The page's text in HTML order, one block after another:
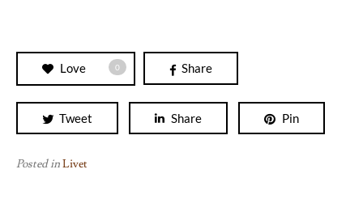
Love 0 Share
Tweet Share Pin
Posted inLivet